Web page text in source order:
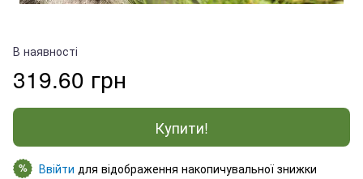
В наявності
319.60 грн
Купити!
% Ввійти для відображення накопичувальної знижки